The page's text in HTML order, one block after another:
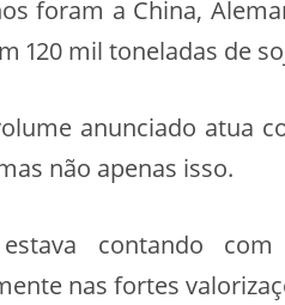
foram a China,
120 mil toneladas de
anunciado atua
não apenas isso.
contando com
nas fortes